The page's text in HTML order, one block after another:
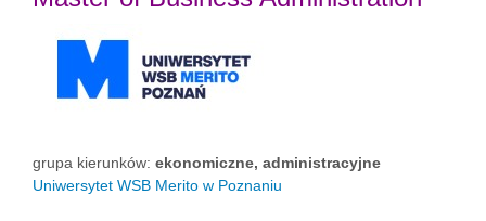
grupa kierunków: ekonomiczne, administracyjne
Uniwersytet WSB Merito w Poznaniu